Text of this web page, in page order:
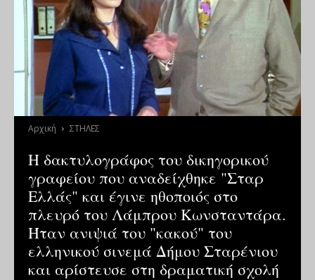
Αρχική ΣΤΗΛΕΣ
Η δακτυλογράφος του δικηγορικού
γραφείου που αναδείχθηκε "Σταρ
Ελλάς" και έγινε ηθοποιός στο
πλευρό του Λάμπρου Κωνσταντάρα.
Ήταν ανιψιά του "κακού" του
ελληνικού σινεμά Δήμου Σταρένιου
και αρίστευσε στη δραματική σχολή